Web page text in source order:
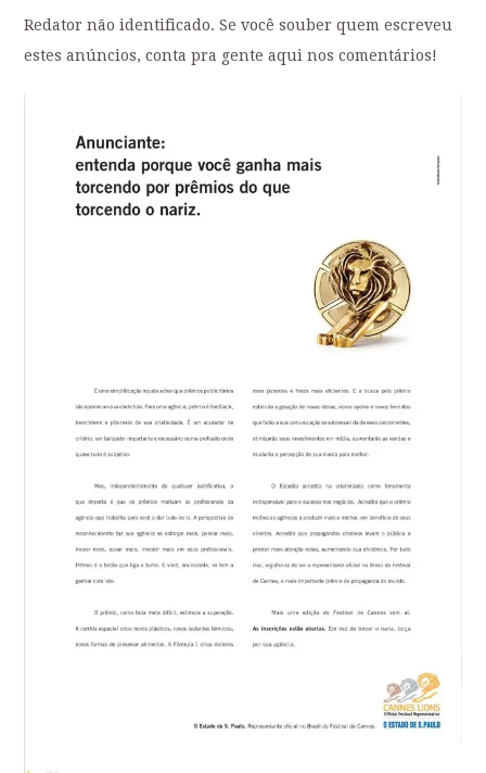
Redator não identificado. Se você souber quem escreveu
estes anúncios, conta pra gente aqui nos comentários!